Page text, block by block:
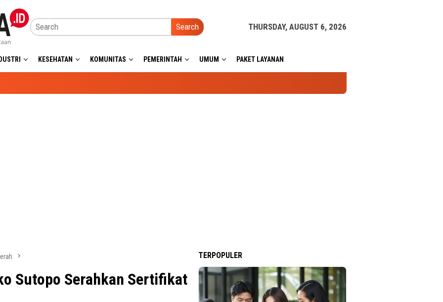
Search THURSDAY, AUGUST 6, 2026
KESEHATAN KOMUNITAS PEMERINTAH UMUM PAKET LAYANAN
Sutopo Serahkan Sertifikat
TERPOPULER